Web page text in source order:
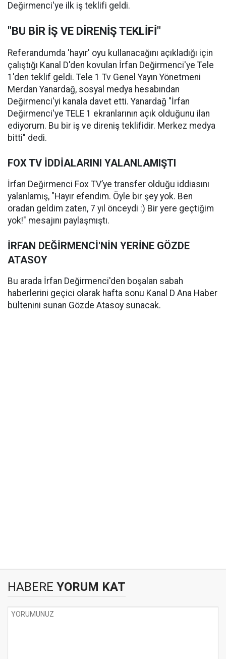
Değirmenci'ye ilk iş teklifi geldi.
"BU BİR İŞ VE DİRENİŞ TEKLİFİ"
Referandumda 'hayır' oyu kullanacağını açıkladığı için
çalıştığı Kanal D'den kovulan İrfan Değirmenci'ye Tele
1'den teklif geldi. Tele 1 Tv Genel Yayın Yönetmeni
Merdan Yanardağ, sosyal medya hesabından
Değirmenci'yi kanala davet etti. Yanardağ "İrfan
Değirmenci'ye TELE 1 ekranlarının açık olduğunu ilan
ediyorum. Bu bir iş ve direniş teklifidir. Merkez medya
bitti" dedi.
FOX TV İDDİALARINI YALANLAMIŞTI
İrfan Değirmenci Fox TV’ye transfer olduğu iddiasını
yalanlamış, "Hayır efendim. Öyle bir şey yok. Ben
oradan geldim zaten, 7 yıl önceydi :) Bir yere geçtiğim
yok!" mesajını paylaşmıştı.
İRFAN DEĞİRMENCİ'NİN YERİNE GÖZDE
ATASOY
Bu arada İrfan Değirmenci'den boşalan sabah
haberlerini geçici olarak hafta sonu Kanal D Ana Haber
bültenini sunan Gözde Atasoy sunacak.
HABERE YORUM KAT